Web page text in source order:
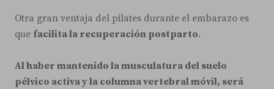
Otra gran ventaja del pilates durante el embarazo es
que facilita la recuperación postparto.
Al haber mantenido la musculatura del suelo
pélvico activa y la columna vertebral móvil, será